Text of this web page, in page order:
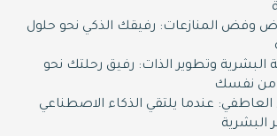
وفض المنازعات: رفيقك الذكي نحو حلول
البشرية وتطوير الذات: رفيق رحلتك نحو
نفسك
العاطفي: عندما يلتقي الذكاء الاصطناعي
البشرية